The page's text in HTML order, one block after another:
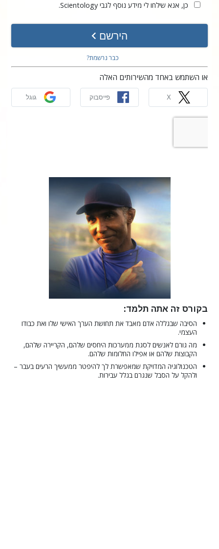
כן, אנא שילחו לי מידע נוסף לגבי Scientology.
הירשם
כבר נרשמת?
או השתמש באחד מהשירותים האלה
X פייסבוק גוגל
בקורס זה אתה תלמד:
הסיבה שבגללה אדם מאבד את תחושת הערך האישי שלו ואת כבודו
העצמי.
מה גורם לאנשים לסגת ממערכות היחסים שלהם, הקריירה שלהם,
הקבוצות שלהם או אפילו החלומות שלהם.
הטכנולוגיה המדויקת שמאפשרת לך להיפטר ממעשיך הרעים בעבר –
ולהקל על הסבל שנגרם בגלל עבירות.